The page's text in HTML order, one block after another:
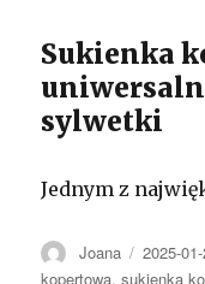
Sukienka
sylwetki
Jednym z
Autor
Joana 2025-01-
kopertowa,sukienka